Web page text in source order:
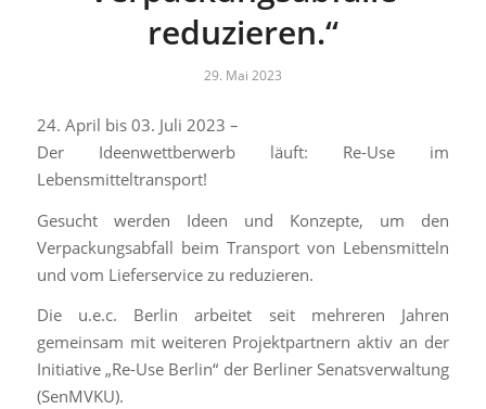
reduzieren.“
29. Mai 2023
24. April bis 03. Juli 2023 –
Der Ideenwettberwerb läuft: Re-Use im
Lebensmitteltransport!
Gesucht werden Ideen und Konzepte, um den
Verpackungsabfall beim Transport von Lebensmitteln
und vom Lieferservice zu reduzieren.
Die u.e.c. Berlin arbeitet seit mehreren Jahren
gemeinsam mit weiteren Projektpartnern aktiv an der
Initiative „Re-Use Berlin“ der Berliner Senatsverwaltung
(SenMVKU).